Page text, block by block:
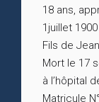
18 ans,
1juillet
Fils de
Mort le 17
à l’hôpital
Matricule